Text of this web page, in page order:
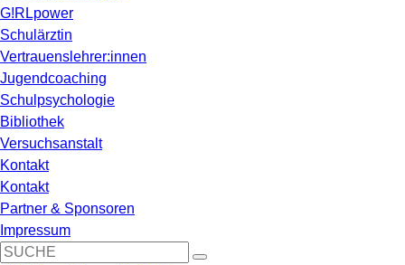
G!RLpower
Schulärztin
Vertrauenslehrer:innen
Jugendcoaching
Schulpsychologie
Bibliothek
Versuchsanstalt
Kontakt
Kontakt
Partner & Sponsoren
Impressum